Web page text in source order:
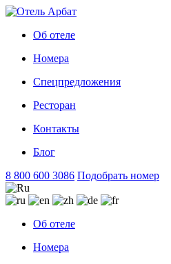
Об отеле
Номера
Спецпредложения
Ресторан
Контакты
Блог
8 800 600 3086 Подобрать номер
Об отеле
Номера